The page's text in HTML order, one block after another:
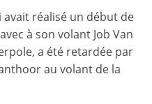
avait réalisé un début de
à son volant Job Van
a été retardée par
au volant de la